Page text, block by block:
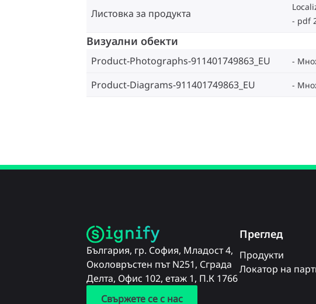
Листовка за продукта
pdf
Визуални обекти
Product-Photographs-911401749863_EU
Product-Diagrams-911401749863_EU
България, гр. София, Младост 4,
Околовръстен път N251, Сграда
Делта, Офис 102, етаж 1, П.К 1766
Свържете се с нас
Преглед
Продукти
Локатор на